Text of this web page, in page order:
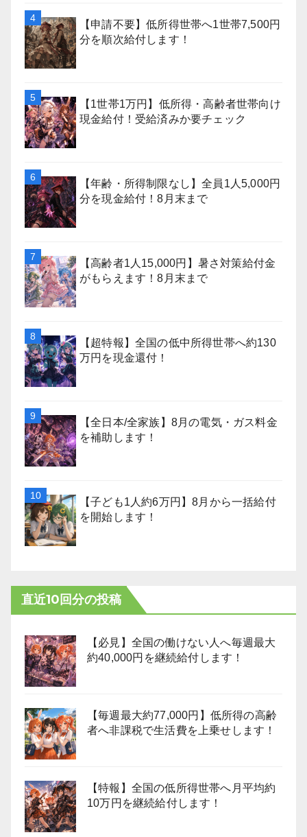
【申請不要】低所得世帯へ1世帯7,500円
分を順次給付します！
【1世帯1万円】低所得・高齢者世帯向け
現金給付！受給済みか要チェック
【年齢・所得制限なし】全員1人5,000円
分を現金給付！8月末まで
【高齢者1人15,000円】暑さ対策給付金
がもらえます！8月末まで
【超特報】全国の低中所得世帯へ約130
万円を現金還付！
【全日本/全家族】8月の電気・ガス料金
を補助します！
【子ども1人約6万円】8月から一括給付
を開始します！
直近10回分の投稿
【必見】全国の働けない人へ毎週最大
約40,000円を継続給付します！
【毎週最大約77,000円】低所得の高齢
者へ非課税で生活費を上乗せします！
【特報】全国の低所得世帯へ月平均約
10万円を継続給付します！